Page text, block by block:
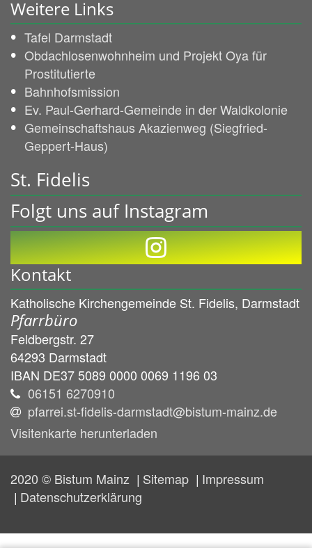
Weitere Links
Tafel Darmstadt
Obdachlosenwohnheim und Projekt Oya für
Prostitutierte
Bahnhofsmission
Ev. Paul-Gerhard-Gemeinde in der Waldkolonie
Gemeinschaftshaus Akazienweg (Siegfried-
Geppert-Haus)
St. Fidelis
Folgt uns auf Instagram
Kontakt
Katholische Kirchengemeinde St. Fidelis, Darmstadt
Pfarrbüro
Feldbergstr. 27
64293 Darmstadt
IBAN DE37 5089 0000 0069 1196 03
06151 6270910
pfarrei.st-fidelis-darmstadt@bistum-mainz.de
Visitenkarte herunterladen
2020 © Bistum Mainz Sitemap
Impressum
Datenschutzerklärung